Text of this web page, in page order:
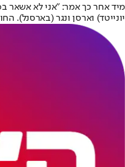
מיד אחר כך אמר: "אני לא אשאר
יונייטד) וארסן ונגר (בארסנל).